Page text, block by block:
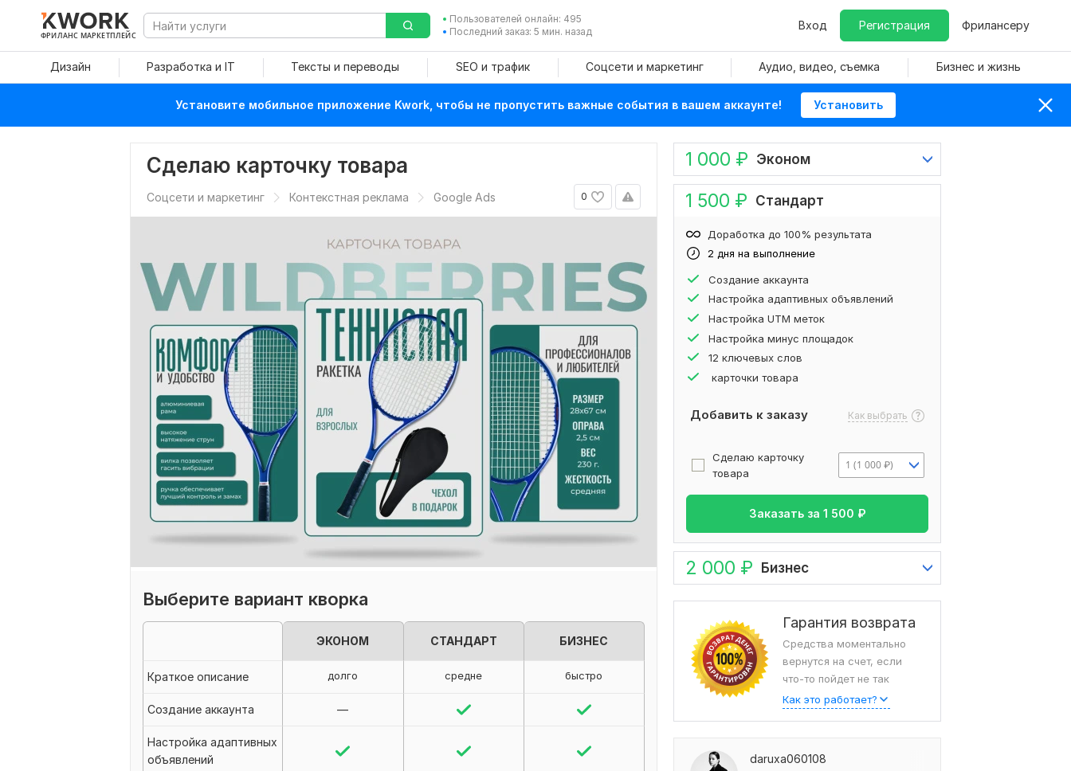
ФРИЛАНС МАРКЕТПЛЕЙС
Пользователей онлайн: 495
Последний заказ: 5 мин. назад
Вход Регистрация Фрилансеру
Дизайн Разработка и IT Тексты и переводы SEO и трафик Соцсети и маркетинг Аудио, видео, съемка Бизнес и жизнь
Установите мобильное приложение Kwork, чтобы не пропустить важные события в вашем аккаунте! Установить
Сделаю карточку товара
0
Соцсети и маркетинг Контекстная реклама Google Ads
Выберите вариант кворка
ЭКОНОМ СТАНДАРТ БИЗНЕС
Краткое описание долго средне быстро
Создание аккаунта —
Настройка адаптивных
объявлений
1 000 ₽ Эконом
1 500 ₽ Стандарт
2 дня на выполнение
Доработка до 100% результата
Создание аккаунта
Настройка адаптивных объявлений
Настройка UTM меток
Настройка минус площадок
12 ключевых слов
карточки товара
Добавить к заказу Как выбрать
Сделаю карточку
товара
1 (1 000 ₽)
Заказать за 1 500 ₽
2 000 ₽ Бизнес
Гарантия возврата
Средства моментально
вернутся на счет, если
что-то пойдет не так
Как это работает?
daruxa060108